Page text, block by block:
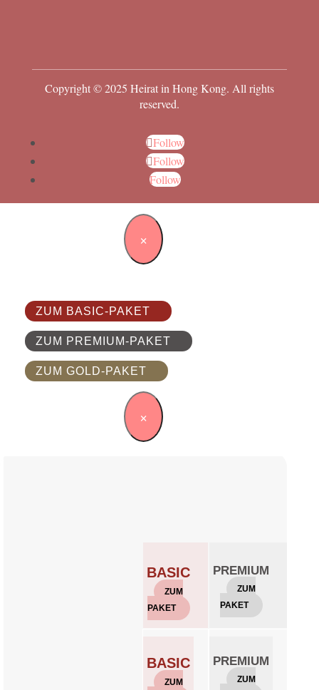
Copyright © 2025 Heirat in Hong Kong. All rights
reserved.
Follow
Follow
Follow
×
ZUM BASIC-PAKET
ZUM PREMIUM-PAKET
ZUM GOLD-PAKET
×
BASIC
ZUM
PAKET
PREMIUM
ZUM
PAKET
BASIC
ZUM
PREMIUM
ZUM